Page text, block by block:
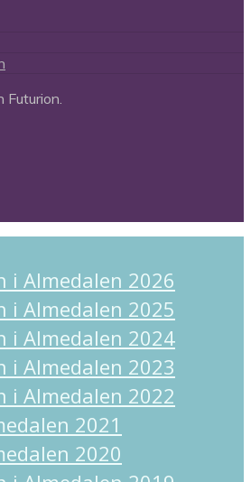
i Almedalen 2026
i Almedalen 2025
i Almedalen 2024
i Almedalen 2023
i Almedalen 2022
2021
2020